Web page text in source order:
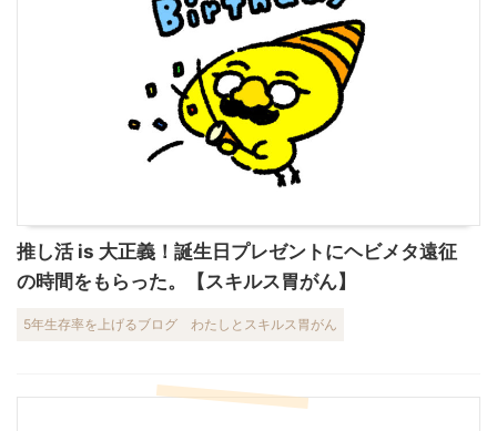
推し活 is 大正義！誕生日プレゼントにヘビメタ遠征
の時間をもらった。【スキルス胃がん】
5年生存率を上げるブログ わたしとスキルス胃がん